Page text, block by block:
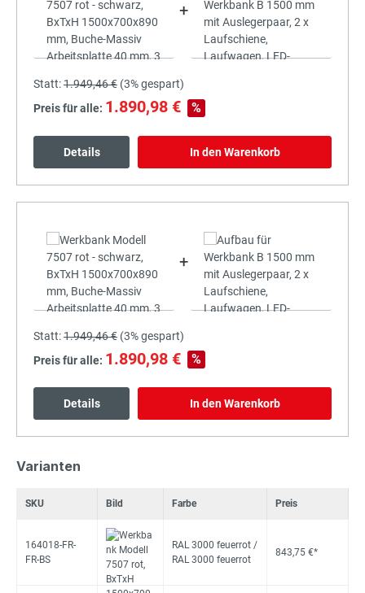
+
Statt:1.949,46 € (3%gespart)
Preis für alle: 1.890,98 € %
Details In den Warenkorb
+
Statt:1.949,46 € (3%gespart)
Preis für alle: 1.890,98 € %
Details In den Warenkorb
Varianten
SKU Bild Farbe Preis
164018-FR-
FR-BS
RAL 3000 feuerrot /
RAL 3000 feuerrot
843,75 €*